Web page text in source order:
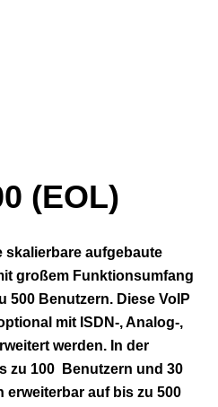
(EOL)
skalierbare aufgebaute
großem Funktionsumfang
500 Benutzern. Diese VoIP
mit ISDN-, Analog-,
werden. In der
zu 100 Benutzern und 30
auf bis zu 500